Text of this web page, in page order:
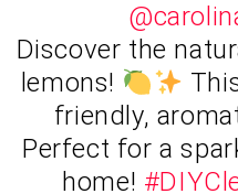
Discover the
lemons!
friendly,
Perfect for a
home!